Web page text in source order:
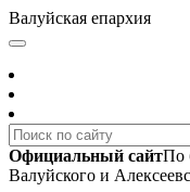
Валуйская епархия
Официальный сайтПо
Валуйского и